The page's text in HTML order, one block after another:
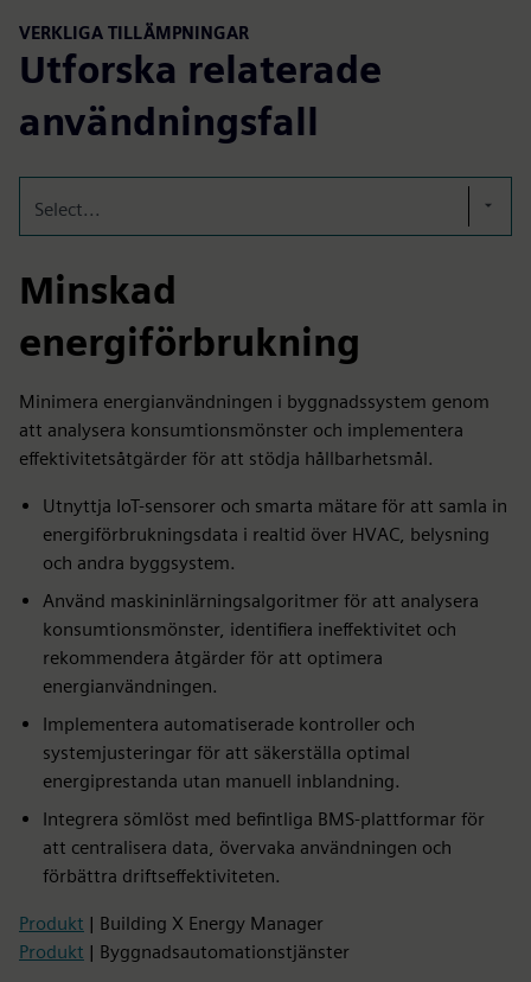
VERKLIGA TILLÄMPNINGAR
Utforska relaterade
användningsfall
Select...
Minskad
energiförbrukning
Minimera energianvändningen i byggnadssystem genom
att analysera konsumtionsmönster och implementera
effektivitetsåtgärder för att stödja hållbarhetsmål.
Utnyttja IoT-sensorer och smarta mätare för att samla in
energiförbrukningsdata i realtid över HVAC, belysning
och andra byggsystem.
Använd maskininlärningsalgoritmer för att analysera
konsumtionsmönster, identifiera ineffektivitet och
rekommendera åtgärder för att optimera
energianvändningen.
Implementera automatiserade kontroller och
systemjusteringar för att säkerställa optimal
energiprestanda utan manuell inblandning.
Integrera sömlöst med befintliga BMS-plattformar för
att centralisera data, övervaka användningen och
förbättra driftseffektiviteten.
Produkt | Building X Energy Manager
Produkt | Byggnadsautomationstjänster